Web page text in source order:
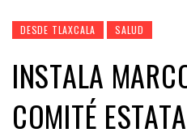
DESDE TLAXCALA SALUD
INSTALA
COMITÉ